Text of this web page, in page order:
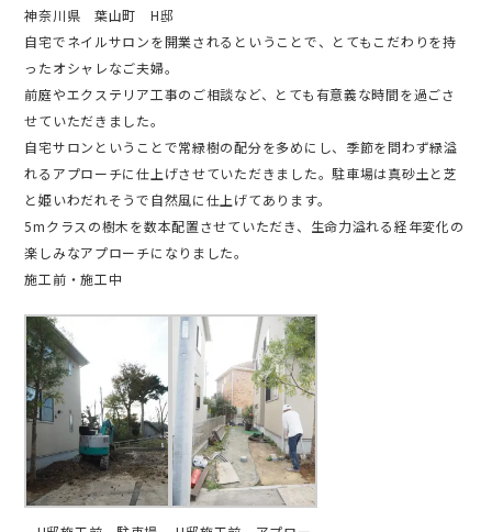
神奈川県 葉山町 H邸
自宅でネイルサロンを開業されるということで、とてもこだわりを持
ったオシャレなご夫婦。
前庭やエクステリア工事のご相談など、とても有意義な時間を過ごさ
せていただきました。
自宅サロンということで常緑樹の配分を多めにし、季節を問わず緑溢
れるアプローチに仕上げさせていただきました。駐車場は真砂土と芝
と姫いわだれそうで自然風に仕上げてあります。
5mクラスの樹木を数本配置させていただき、生命力溢れる経年変化の
楽しみなアプローチになりました。
施工前・施工中